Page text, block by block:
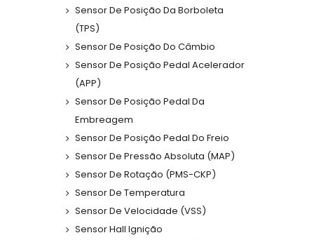
Sensor De Posição Da Borboleta
(TPS)
Sensor De Posição Do Câmbio
Sensor De Posição Pedal Acelerador
(APP)
Sensor De Posição Pedal Da
Embreagem
Sensor De Posição Pedal Do Freio
Sensor De Pressão Absoluta (MAP)
Sensor De Rotação (PMS-CKP)
Sensor De Temperatura
Sensor De Velocidade (VSS)
Sensor Hall Ignição